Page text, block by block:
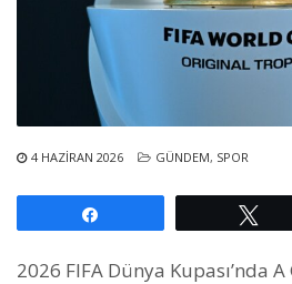
4 HAZIRAN 2026 GÜNDEM, SPOR
2026 FIFA Dünya Kupası’nda